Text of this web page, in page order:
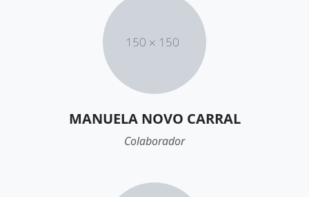
MANUELA NOVO CARRAL
Colaborador